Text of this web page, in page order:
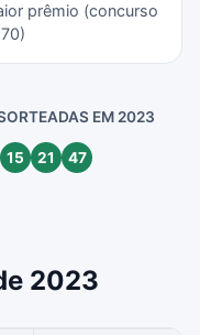
prêmio (concurso
EM 2023
15 21 47
2023